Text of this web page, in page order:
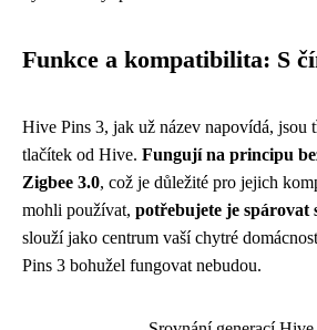
Funkce a kompatibilita: S
Hive Pins 3, jak už název napovídá, jsou
tlačítek od Hive. Fungují na principu
Zigbee 3.0, což je důležité pro jejich
mohli používat, potřebujete je spárovat
slouží jako centrum vaší chytré
Pins 3 bohužel fungovat nebudou.